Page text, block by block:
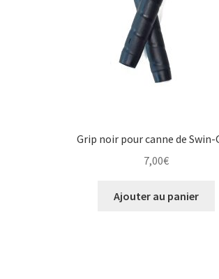
Grip noir pour canne de
7,00€
Ajouter au panier